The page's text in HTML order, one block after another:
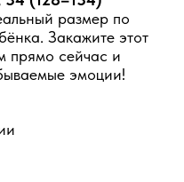
размер по
Закажите этот
прямо сейчас и
эмоции!